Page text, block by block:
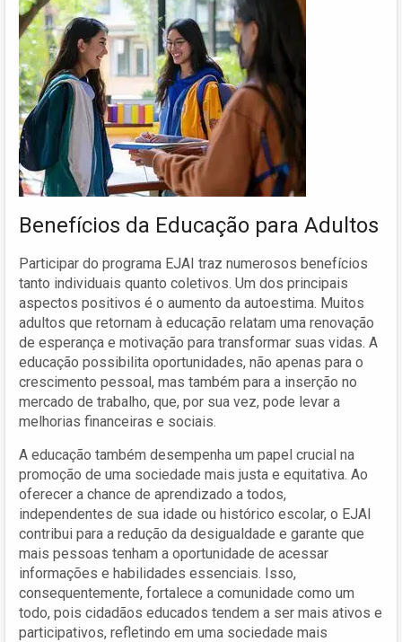
Benefícios da Educação para Adultos
Participar do programa EJAI traz numerosos benefícios
tanto individuais quanto coletivos. Um dos principais
aspectos positivos é o aumento da autoestima. Muitos
adultos que retornam à educação relatam uma renovação
de esperança e motivação para transformar suas vidas. A
educação possibilita oportunidades, não apenas para o
crescimento pessoal, mas também para a inserção no
mercado de trabalho, que, por sua vez, pode levar a
melhorias financeiras e sociais.
A educação também desempenha um papel crucial na
promoção de uma sociedade mais justa e equitativa. Ao
oferecer a chance de aprendizado a todos,
independentes de sua idade ou histórico escolar, o EJAI
contribui para a redução da desigualdade e garante que
mais pessoas tenham a oportunidade de acessar
informações e habilidades essenciais. Isso,
consequentemente, fortalece a comunidade como um
todo, pois cidadãos educados tendem a ser mais ativos e
participativos, refletindo em uma sociedade mais